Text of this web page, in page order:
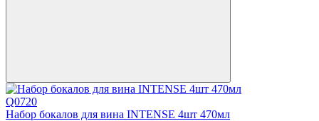
Q0720
Набор бокалов для вина INTENSE 4шт 470мл